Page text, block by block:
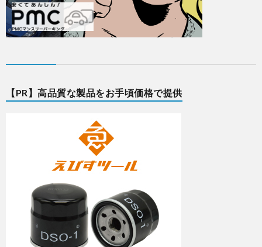
【PR】高品質な製品をお手頃価格で提供